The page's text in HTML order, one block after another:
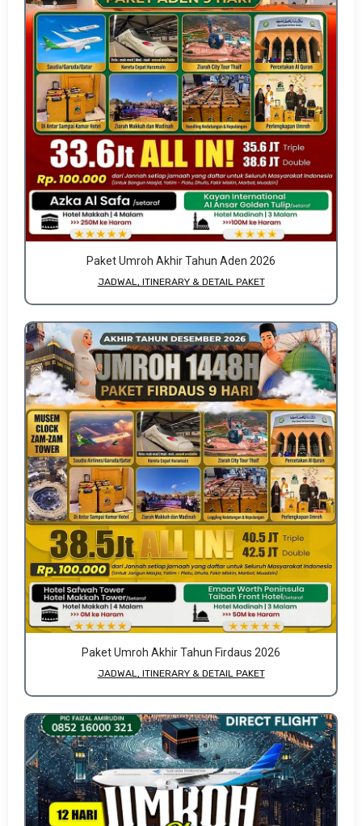
Paket Umroh Akhir Tahun Aden 2026
JADWAL, ITINERARY & DETAIL PAKET
Paket Umroh Akhir Tahun Firdaus 2026
JADWAL, ITINERARY & DETAIL PAKET